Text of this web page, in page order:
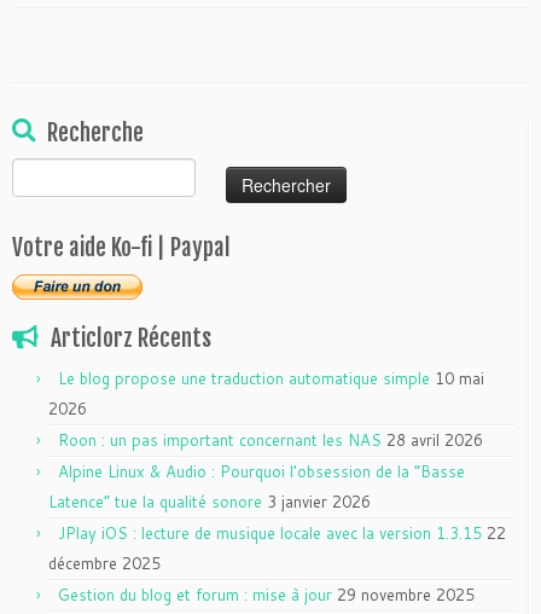
Recherche
Votre aide Ko-fi | Paypal
Articlorz Récents
Le blog propose une traduction automatique simple 10 mai
2026
Roon : un pas important concernant les NAS 28 avril 2026
Alpine Linux & Audio : Pourquoi l’obsession de la “Basse
Latence” tue la qualité sonore 3 janvier 2026
JPlay iOS : lecture de musique locale avec la version 1.3.15 22
décembre 2025
Gestion du blog et forum : mise à jour 29 novembre 2025